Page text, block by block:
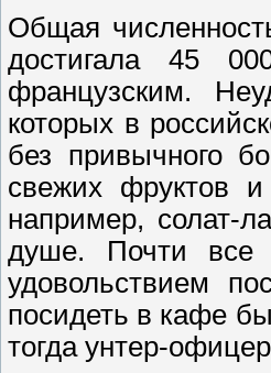
Общая
достигала 45
французским.
которых в
без привычного
свежих фруктов
например, солат-
душе. Почти все
удовольствием
посидеть в кафе
тогда унтер-